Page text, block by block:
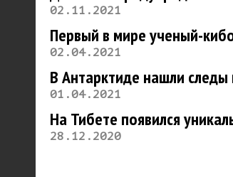
02.11.2021
Первый в мире ученый-
02.04.2021
В Антарктиде нашли
01.04.2021
На Тибете появился
28.12.2020